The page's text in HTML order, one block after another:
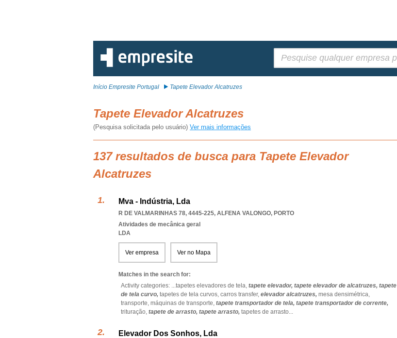
Início Empresite Portugal Tapete Elevador Alcatruzes
Tapete Elevador Alcatruzes
(Pesquisa solicitada pelo usuário) Ver mais informações
137 resultados de busca para Tapete Elevador
Alcatruzes
Mva - Indústria, Lda
R DE VALMARINHAS 78, 4445-225, ALFENA VALONGO, PORTO
Atividades de mecânica geral
LDA
Ver empresa Ver no Mapa
Matches in the search for:
Activity categories: ...tapetes elevadores de tela, tapete elevador, tapete elevador de alcatruzes, tapete
de tela curvo, tapetes de tela curvos, carros transfer, elevador alcatruzes, mesa densimétrica,
transporte, máquinas de transporte, tapete transportador de tela, tapete transportador de corrente,
trituração, tapete de arrasto, tapete arrasto, tapetes de arrasto...
Elevador Dos Sonhos, Lda